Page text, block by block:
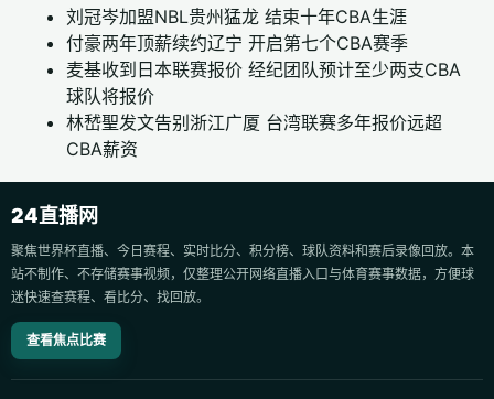
刘冠岑加盟NBL贵州猛龙 结束十年CBA生涯
付豪两年顶薪续约辽宁 开启第七个CBA赛季
麦基收到日本联赛报价 经纪团队预计至少两支CBA
球队将报价
林嵆聖发文告别浙江广厦 台湾联赛多年报价远超
CBA薪资
24直播网
聚焦世界杯直播、今日赛程、实时比分、积分榜、球队资料和赛后录像回放。本
站不制作、不存储赛事视频，仅整理公开网络直播入口与体育赛事数据，方便球
迷快速查赛程、看比分、找回放。
查看焦点比赛